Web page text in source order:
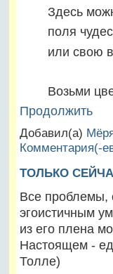
Здесь можно
поля чудес
или свою
Возьми
Продолжить
Добавил(а)
Комментария(-
ТОЛЬКО
Все проблемы,
эгоистичным
из его плена
Настоящем -
Толле)